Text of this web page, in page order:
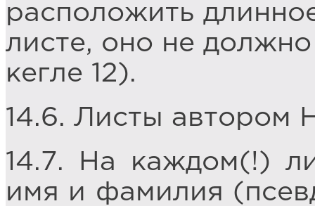
расположить
листе, оно не
кегле 12).
14.6. Листы автором
14.7. На каждом(!)
имя и фамилия